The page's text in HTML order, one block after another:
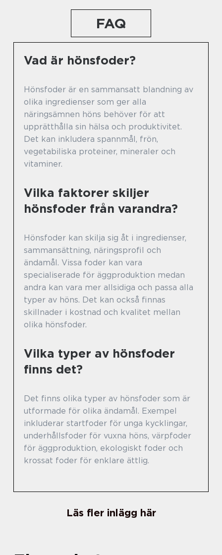
FAQ
Vad är hönsfoder?
Hönsfoder är en sammansatt blandning av
olika ingredienser som ger alla
näringsämnen höns behöver för att
upprätthålla sin hälsa och produktivitet.
Det kan inkludera spannmål, frön,
vegetabiliska proteiner, mineraler och
vitaminer.
Vilka faktorer skiljer
hönsfoder från varandra?
Hönsfoder kan skilja sig åt i ingredienser,
sammansättning, näringsprofil och
ändamål. Vissa foder kan vara
specialiserade för äggproduktion medan
andra kan vara mer allsidiga och passa alla
typer av höns. Det kan också finnas
skillnader i kostnad och kvalitet mellan
olika hönsfoder.
Vilka typer av hönsfoder
finns det?
Det finns olika typer av hönsfoder som är
utformade för olika ändamål. Exempel
inkluderar startfoder för unga kycklingar,
underhållsfoder för vuxna höns, värpfoder
för äggproduktion, ekologiskt foder och
krossat foder för enklare ättlig.
Läs fler inlägg här